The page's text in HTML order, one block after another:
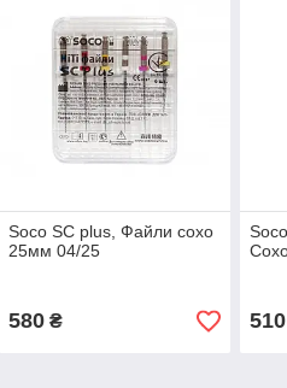
Soco SC plus, Файли сохо
25мм 04/25
580₴ 510